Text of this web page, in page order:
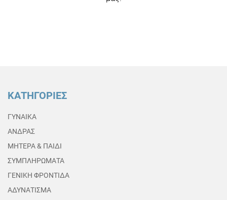
ΚΑΤΗΓΟΡΙΕΣ
ΓΥΝΑΙΚΑ
ΑΝΔΡΑΣ
ΜΗΤΕΡΑ & ΠΑΙΔΙ
ΣΥΜΠΛΗΡΩΜΑΤΑ
ΓΕΝΙΚΗ ΦΡΟΝΤΙΔΑ
ΑΔΥΝΑΤΙΣΜΑ